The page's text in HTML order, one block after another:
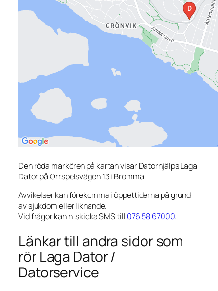
Den röda markören på kartan visar Datorhjälps Laga
Dator på Orrspelsvägen 13 i Bromma.
Avvikelser kan förekomma i öppettiderna på grund
av sjukdom eller liknande.
Vid frågor kan ni skicka SMS till 076 58 67000.
Länkar till andra sidor som
rör Laga Dator /
Datorservice